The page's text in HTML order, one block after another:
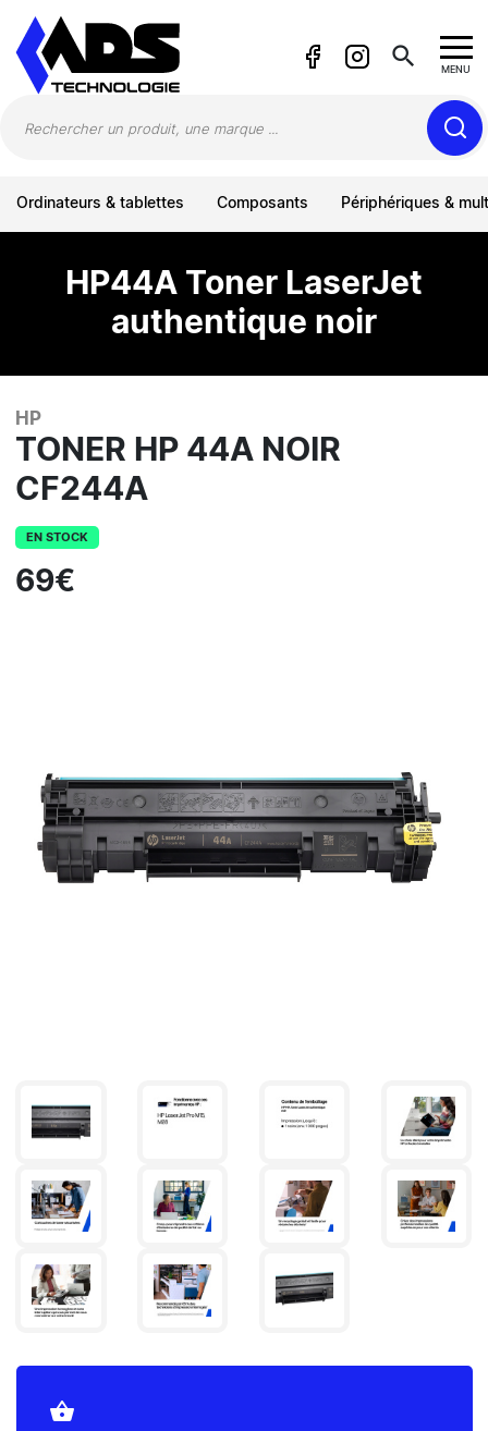
search MENU
Ordinateurs & tablettes Composants Périphériques &
HP44A Toner LaserJet
authentique noir
HP
TONER HP 44A NOIR
CF244A
EN STOCK
69€
shopping_basket